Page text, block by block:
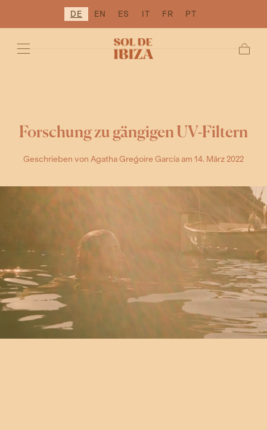
ZUM INHALT
SPRINGEN
DE EN ES IT FR PT
Forschung zu gängigen UV-Filtern
Geschrieben von Agatha Greǵoire Garcíaam 14. März 2022